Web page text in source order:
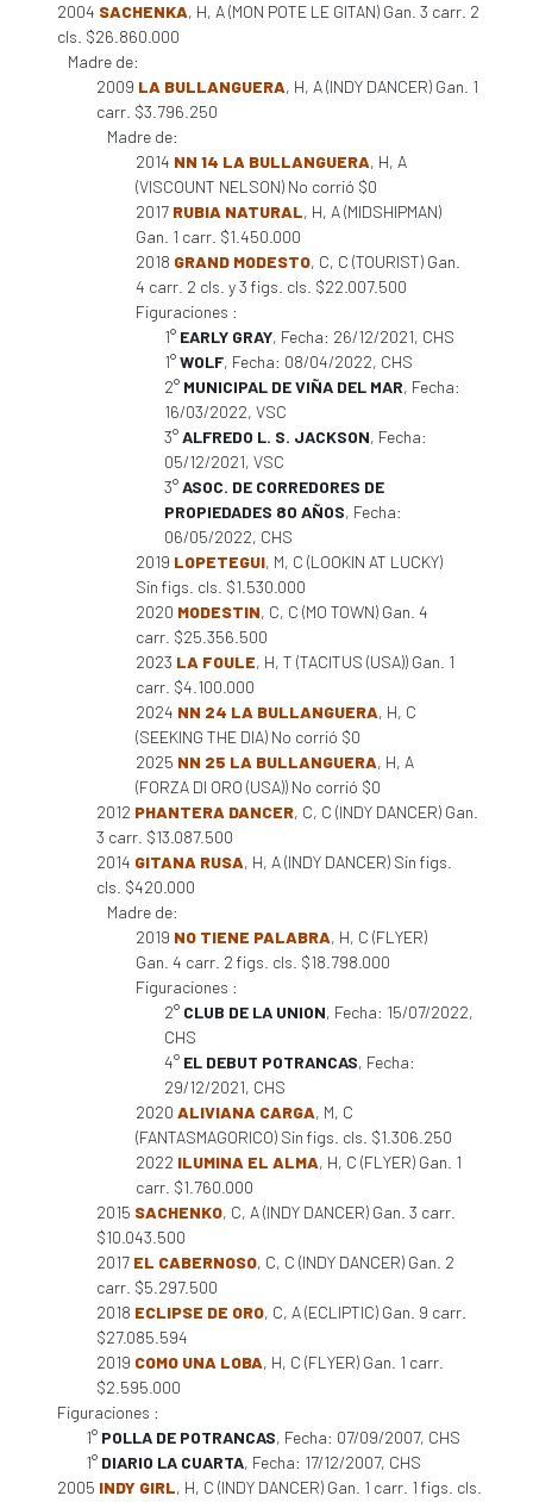
2004 SACHENKA, H, A (MON POTE LE GITAN) Gan. 3 carr. 2
cls. $26.860.000
Madre de:
2009 LA BULLANGUERA, H, A (INDY DANCER) Gan. 1
carr. $3.796.250
Madre de:
2014 NN 14 LA BULLANGUERA, H, A
(VISCOUNT NELSON) No corrió $0
2017 RUBIA NATURAL, H, A (MIDSHIPMAN)
Gan. 1 carr. $1.450.000
2018 GRAND MODESTO, C, C (TOURIST) Gan.
4 carr. 2 cls. y 3 figs. cls. $22.007.500
Figuraciones :
1° EARLY GRAY, Fecha: 26/12/2021, CHS
1°WOLF, Fecha: 08/04/2022, CHS
2° MUNICIPAL DE VIÑA DEL MAR, Fecha:
16/03/2022, VSC
3°ALFREDO L. S. JACKSON, Fecha:
05/12/2021, VSC
3°ASOC. DE CORREDORES DE
PROPIEDADES 80 AÑOS, Fecha:
06/05/2022, CHS
2019 LOPETEGUI, M, C (LOOKIN AT LUCKY)
Sin figs. cls. $1.530.000
2020 MODESTIN, C, C (MO TOWN) Gan. 4
carr. $25.356.500
2023 LA FOULE, H, T (TACITUS (USA)) Gan. 1
carr. $4.100.000
2024 NN 24 LA BULLANGUERA, H, C
(SEEKING THE DIA) No corrió $0
2025 NN 25 LA BULLANGUERA, H, A
(FORZA DI ORO (USA)) No corrió $0
2012 PHANTERA DANCER, C, C (INDY DANCER) Gan.
3 carr. $13.087.500
2014 GITANA RUSA, H, A (INDY DANCER) Sin figs.
cls. $420.000
Madre de:
2019 NO TIENE PALABRA, H, C (FLYER)
Gan. 4 carr. 2 figs. cls. $18.798.000
Figuraciones :
2° CLUB DE LA UNION, Fecha: 15/07/2022,
CHS
4° EL DEBUT POTRANCAS, Fecha:
29/12/2021, CHS
2020 ALIVIANA CARGA, M, C
(FANTASMAGORICO) Sin figs. cls. $1.306.250
2022 ILUMINA EL ALMA, H, C (FLYER) Gan. 1
carr. $1.760.000
2015 SACHENKO, C, A (INDY DANCER) Gan. 3 carr.
$10.043.500
2017 EL CABERNOSO, C, C (INDY DANCER) Gan. 2
carr. $5.297.500
2018 ECLIPSE DE ORO, C, A (ECLIPTIC) Gan. 9 carr.
$27.085.594
2019 COMO UNA LOBA, H, C (FLYER) Gan. 1 carr.
$2.595.000
Figuraciones :
1° POLLA DE POTRANCAS, Fecha: 07/09/2007, CHS
1° DIARIO LA CUARTA, Fecha: 17/12/2007, CHS
2005 INDY GIRL, H, C (INDY DANCER) Gan. 1 carr. 1 figs. cls.